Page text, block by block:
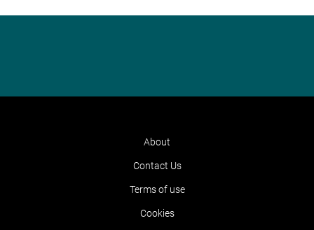
About
Contact Us
Terms of use
Cookies